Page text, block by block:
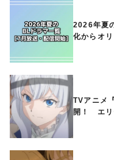
2026年夏
化からオ
TVアニメ
開！ エリ